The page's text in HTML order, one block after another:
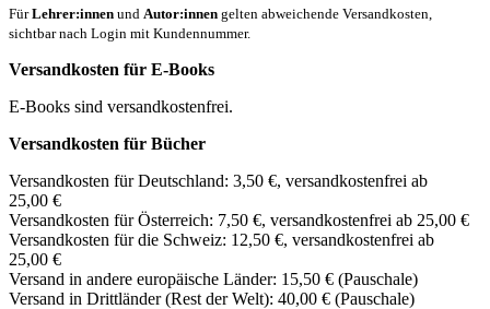
FürLehrer:innen und Autor:innen gelten abweichende Versandkosten,
sichtbar nach Login mit Kundennummer.
Versandkosten für E-Books
E-Books sind versandkostenfrei.
Versandkosten für Bücher
Versandkosten für Deutschland: 3,50 €, versandkostenfrei ab
25,00 €
Versandkosten für Österreich: 7,50 €, versandkostenfrei ab 25,00 €
Versandkosten für die Schweiz: 12,50 €, versandkostenfrei ab
25,00 €
Versand in andere europäische Länder: 15,50 € (Pauschale)
Versand in Drittländer (Rest der Welt): 40,00 € (Pauschale)